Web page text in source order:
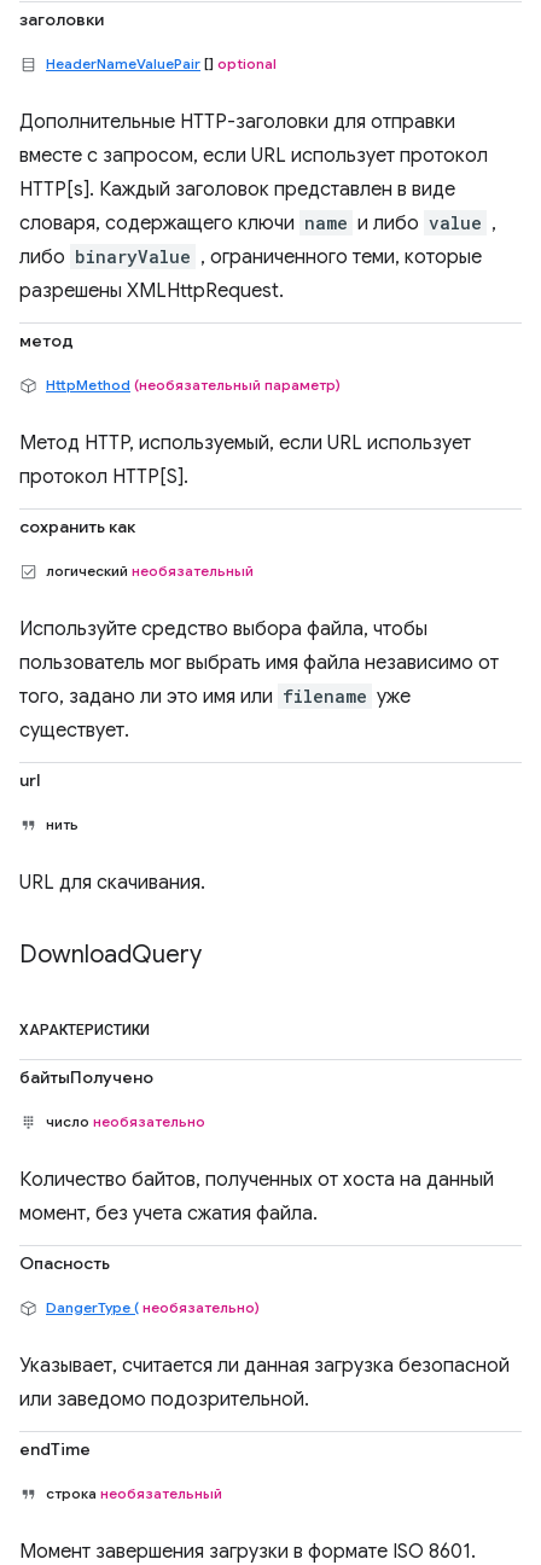
заголовки
HeaderNameValuePair [] optional
Дополнительные HTTP-заголовки для отправки
вместе с запросом, если URL использует протокол
HTTP[s]. Каждый заголовок представлен в виде
словаря, содержащего ключи name и либо value ,
либо binaryValue , ограниченного теми, которые
разрешены XMLHttpRequest.
метод
HttpMethod (необязательный параметр)
Метод HTTP, используемый, если URL использует
протокол HTTP[S].
сохранить как
логический необязательный
Используйте средство выбора файла, чтобы
пользователь мог выбрать имя файла независимо от
того, задано ли это имя или filename уже
существует.
url
нить
URL для скачивания.
DownloadQuery
ХАРАКТЕРИСТИКИ
байтыПолучено
число необязательно
Количество байтов, полученных от хоста на данный
момент, без учета сжатия файла.
Опасность
DangerType ( необязательно)
Указывает, считается ли данная загрузка безопасной
или заведомо подозрительной.
endTime
строка необязательный
Момент завершения загрузки в формате ISO 8601.